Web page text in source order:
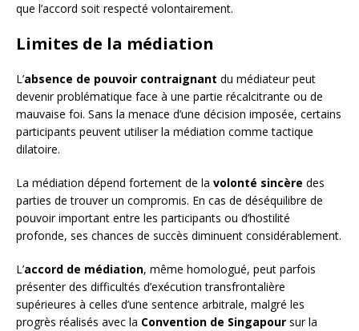
que l’accord soit respecté volontairement.
Limites de la médiation
L’absence de pouvoir contraignant du médiateur peut
devenir problématique face à une partie récalcitrante ou de
mauvaise foi. Sans la menace d’une décision imposée, certains
participants peuvent utiliser la médiation comme tactique
dilatoire.
La médiation dépend fortement de la volonté sincère des
parties de trouver un compromis. En cas de déséquilibre de
pouvoir important entre les participants ou d’hostilité
profonde, ses chances de succès diminuent considérablement.
L’accord de médiation, même homologué, peut parfois
présenter des difficultés d’exécution transfrontalière
supérieures à celles d’une sentence arbitrale, malgré les
progrès réalisés avec la Convention de Singapour sur la